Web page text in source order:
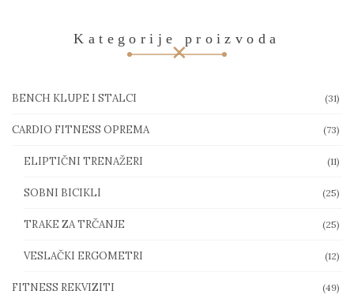
Kategorije proizvoda
BENCH KLUPE I STALCI (31)
CARDIO FITNESS OPREMA (73)
ELIPTIČNI TRENAŽERI (11)
SOBNI BICIKLI (25)
TRAKE ZA TRČANJE (25)
VESLAČKI ERGOMETRI (12)
FITNESS REKVIZITI (49)